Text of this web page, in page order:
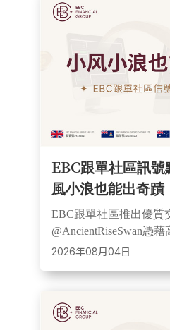
EBC跟單社區訊
風小浪也能出奇蹟
EBC跟單社區推出優質
@AncientRiseSwan憑
內實現近12倍收益。此
2026年08月04日